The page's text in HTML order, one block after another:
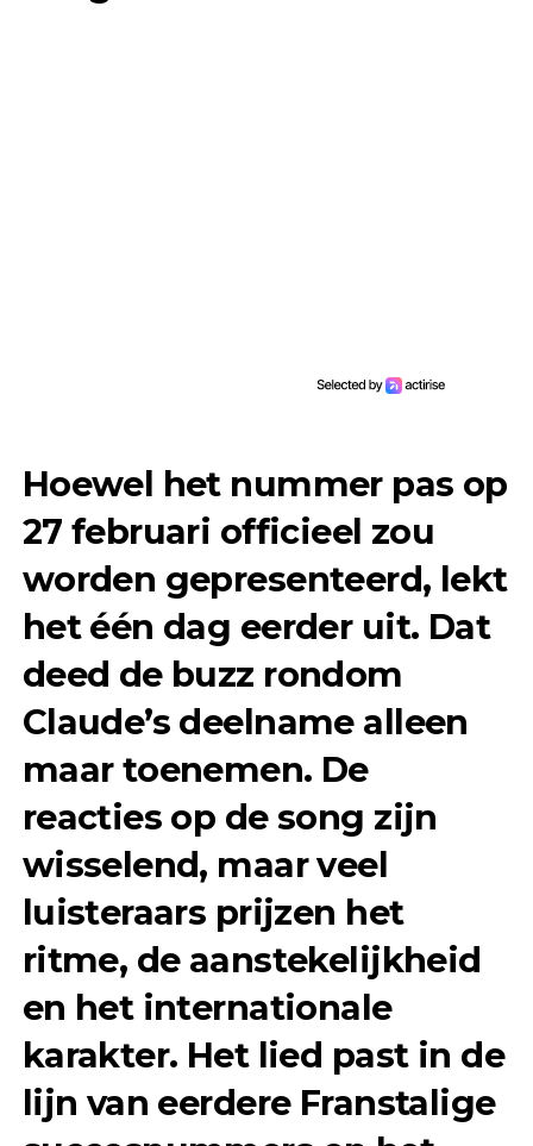
Hoewel het nummer pas op
27 februari officieel zou
worden gepresenteerd, lekt
het één dag eerder uit. Dat
deed de buzz rondom
Claude’s deelname alleen
maar toenemen. De
reacties op de song zijn
wisselend, maar veel
luisteraars prijzen het
ritme, de aanstekelijkheid
en het internationale
karakter. Het lied past in de
lijn van eerdere Franstalige